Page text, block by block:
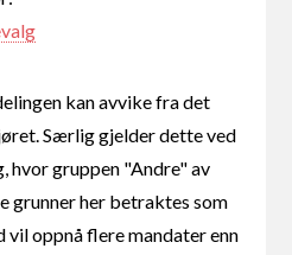
kan avvike fra det
Særlig gjelder dette ved
hvor gruppen "Andre" av
grunner her betraktes som
oppnå flere mandater enn